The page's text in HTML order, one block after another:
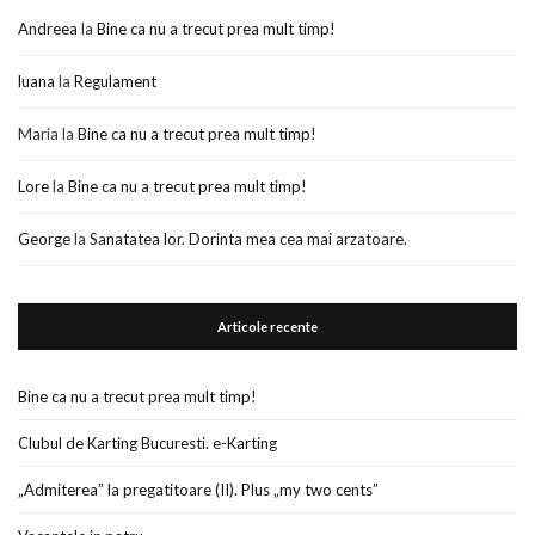
Andreea la Bine ca nu a trecut prea mult timp!
luana la Regulament
Maria la Bine ca nu a trecut prea mult timp!
Lorela Bine ca nu a trecut prea mult timp!
Georgela Sanatatea lor. Dorinta mea cea mai arzatoare.
Articole recente
Bine ca nu a trecut prea mult timp!
Clubul de Karting Bucuresti. e-Karting
„Admiterea” la pregatitoare (II). Plus „my two cents”